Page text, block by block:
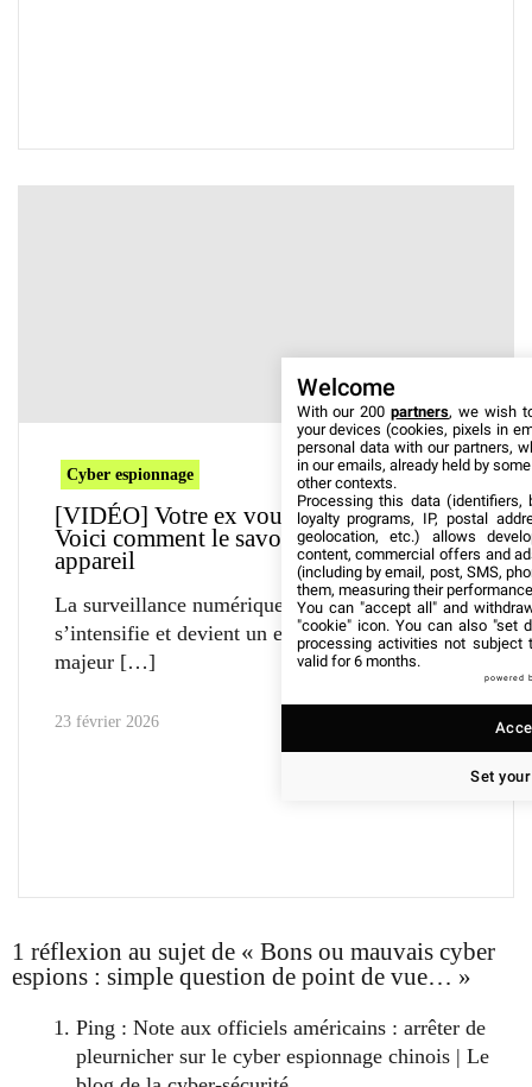
Cyber espionnage
[VIDÉO] Votre ex vous surveille encore ?
Voici comment le savoir et sécuriser votre
appareil
La surveillance numérique au sein du couple
s’intensifie et devient un enjeu de sécurité
majeur
23 février 2026
1 réflexion au sujet de « Bons ou mauvais cyber
espions : simple question de point de vue… »
Ping : Note aux officiels américains : arrêter de
pleurnicher sur le cyber espionnage chinois | Le
Welcome
With our 200partners, we wish
your devices (cookies, pixels in
personal data with our partners,
in our emails, already held by
other contexts.
Processing this data (identifiers,
loyalty programs, IP, postal
geolocation, etc.) allows
content, commercial offers and
(including by email, post, SMS,
them, measuring their
You can "accept all" and
"cookie" icon. You can also "set
processing activities not subject
valid for 6 months.
powered
Set